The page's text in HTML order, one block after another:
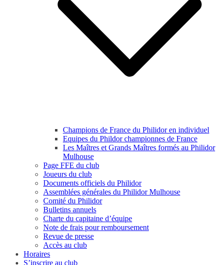
Champions de France du Philidor en individuel
Equipes du Phildor championnes de France
Les Maîtres et Grands Maîtres formés au Philidor
Mulhouse
Page FFE du club
Joueurs du club
Documents officiels du Philidor
Assemblées générales du Philidor Mulhouse
Comité du Philidor
Bulletins annuels
Charte du capitaine d’équipe
Note de frais pour remboursement
Revue de presse
Accès au club
Horaires
S’inscrire au club